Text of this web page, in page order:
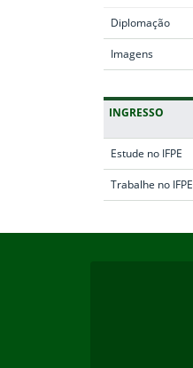
Diplomação
Imagens
INGRESSO
Estude no IFPE
Trabalhe no IFPE